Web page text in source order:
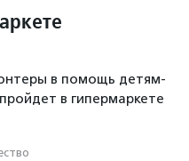
в помощь детям-
в гипермаркете